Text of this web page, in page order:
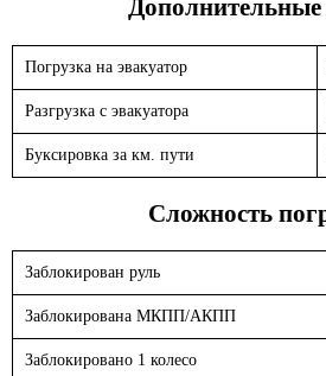
Дополнительные
Погрузка на эвакуатор
Разгрузка с эвакуатора
Буксировка за км. пути
Сложность
Заблокирован руль
Заблокирована МКПП/АКПП
Заблокировано 1 колесо